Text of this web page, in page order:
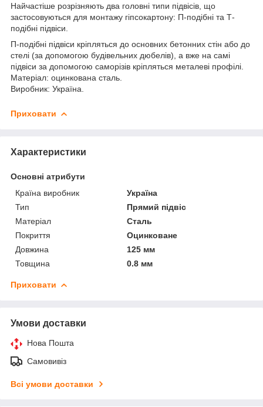
Найчастіше розрізняють два головні типи підвісів, що
застосовуються для монтажу гіпсокартону: П-подібні та Т-
подібні підвіси.
П-подібні підвіси кріпляться до основних бетонних стін або до
стелі (за допомогою будівельних дюбелів), а вже на самі
підвіси за допомогою саморізів кріпляться металеві профілі.
Матеріал: оцинкована сталь.
Виробник: Україна.
Приховати
Характеристики
Основні атрибути
Країна виробник
Україна
Тип
Прямий підвіс
Матеріал
Сталь
Покриття
Оцинковане
Довжина
125 мм
Товщина
0.8 мм
Приховати
Умови доставки
Нова Пошта
Самовивіз
Всі умови доставки